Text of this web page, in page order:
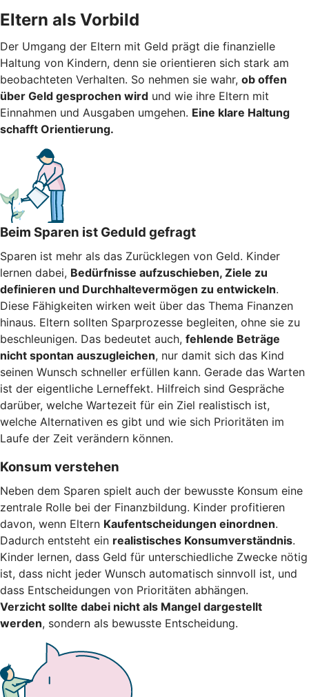
Eltern als Vorbild
Der Umgang der Eltern mit Geld prägt die finanzielle
Haltung von Kindern, denn sie orientieren sich stark am
beobachteten Verhalten. So nehmen sie wahr, ob offen
über Geld gesprochen wird und wie ihre Eltern mit
Einnahmen und Ausgaben umgehen. Eine klare Haltung
schafft Orientierung.
Beim Sparen ist Geduld gefragt
Sparen ist mehr als das Zurücklegen von Geld. Kinder
lernen dabei, Bedürfnisse aufzuschieben, Ziele zu
definieren und Durchhaltevermögen zu entwickeln.
Diese Fähigkeiten wirken weit über das Thema Finanzen
hinaus. Eltern sollten Sparprozesse begleiten, ohne sie zu
beschleunigen. Das bedeutet auch, fehlende Beträge
nicht spontan auszugleichen, nur damit sich das Kind
seinen Wunsch schneller erfüllen kann. Gerade das Warten
ist der eigentliche Lerneffekt. Hilfreich sind Gespräche
darüber, welche Wartezeit für ein Ziel realistisch ist,
welche Alternativen es gibt und wie sich Prioritäten im
Laufe der Zeit verändern können.
Konsum verstehen
Neben dem Sparen spielt auch der bewusste Konsum eine
zentrale Rolle bei der Finanzbildung. Kinder profitieren
davon, wenn Eltern Kaufentscheidungen einordnen.
Dadurch entsteht ein realistisches Konsumverständnis.
Kinder lernen, dass Geld für unterschiedliche Zwecke nötig
ist, dass nicht jeder Wunsch automatisch sinnvoll ist, und
dass Entscheidungen von Prioritäten abhängen.
Verzicht sollte dabei nicht als Mangel dargestellt
werden, sondern als bewusste Entscheidung.